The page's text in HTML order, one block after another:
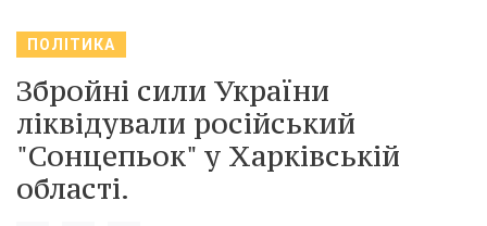
ПОЛІТИКА
Збройні сили України
ліквідували російський
"Сонцепьок" у Харківській
області.